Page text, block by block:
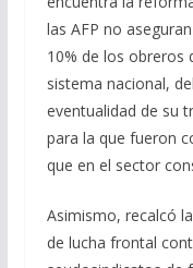
las AFP no
10% de los obreros
sistema nacional,
eventualidad de su
para la que fueron
que en el sector
Asimismo, recalcó
de lucha frontal